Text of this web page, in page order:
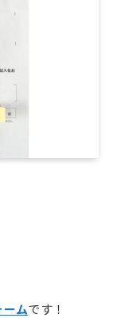
ムです！